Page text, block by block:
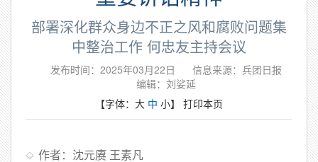
部署深化群众身边不正之风和腐败问题集
中整治工作 何忠友主持会议
发布时间：2025年03月22日
信息来源：兵团日报
编辑：刘娑延
【字体： 大 中 小】 打印本页
作者：沈元赓 王素凡